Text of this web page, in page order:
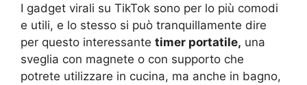
I gadget virali su TikTok sono per lo più comodi
e utili, e lo stesso si può tranquillamente dire
per questo interessante timer portatile, una
sveglia con magnete o con supporto che
potrete utilizzare in cucina, ma anche in bagno,